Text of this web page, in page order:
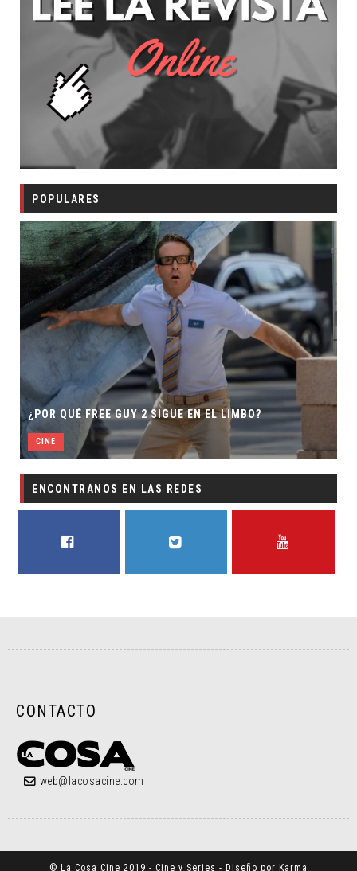
POPULARES
¿POR QUÉ FREE GUY 2 SIGUE EN EL LIMBO?
CINE
ENCONTRANOS EN LAS REDES
CONTACTO
web@lacosacine.com
© La Cosa Cine 2019 - Cine y Series - Diseño por Karma